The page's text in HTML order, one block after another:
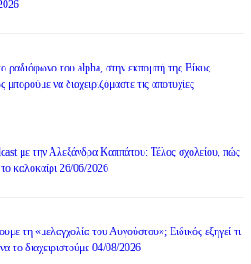
του alpha, στην εκπομπή της Βίκυς
να διαχειριζόμαστε τις αποτυχίες
με την Αλεξάνδρα Καππάτου: Τέλος σχολείου, πώς
καλοκαίρι 26/06/2026
τη «μελαγχολία του Αυγούστου»; Ειδικός εξηγεί τι
το διαχειριστούμε 04/08/2026